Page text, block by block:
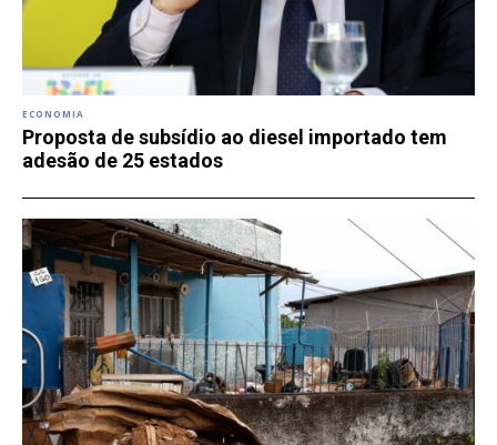
ECONOMIA
Proposta de subsídio ao diesel importado tem
adesão de 25 estados